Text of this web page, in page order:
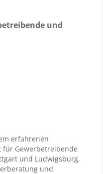
und
erfahrenen
für Gewerbetreibende
und Ludwigsburg,
und